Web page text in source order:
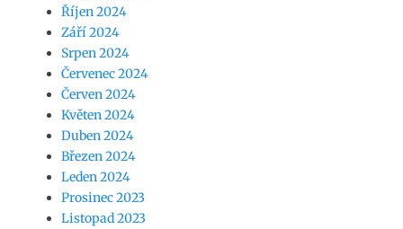
Říjen 2024
Září 2024
Srpen 2024
Červenec 2024
Červen 2024
Květen 2024
Duben 2024
Březen 2024
Leden 2024
Prosinec 2023
Listopad 2023